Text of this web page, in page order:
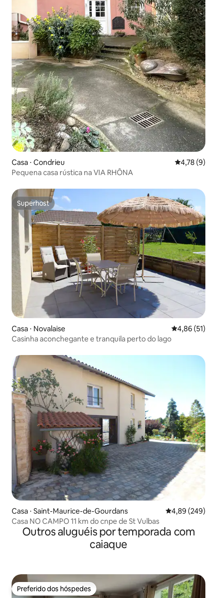
Casa ⋅ Condrieu 4,78 de
4,78 (9)
Pequena casa rústica na VIA RHÔNA
Superhost
Superhost
Casa ⋅ Novalaise 4,86 de uma
4,86 (51)
Casinha aconchegante e tranquila perto do lago
Casa ⋅ Saint-Maurice-de-Gourdans 4,89 de uma
4,89 (249)
Casa NO CAMPO 11 km do cnpe de St Vulbas
Outros aluguéis por temporada com
caiaque
Preferido dos hóspedes
Preferido dos hóspedes